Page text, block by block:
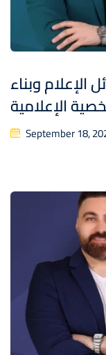
الإعلام وبناء
الإعلامية
September 18,